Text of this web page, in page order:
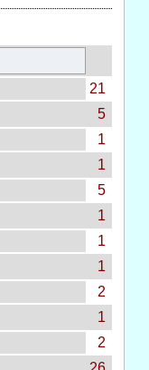
21
5
1
1
5
1
1
1
2
1
2